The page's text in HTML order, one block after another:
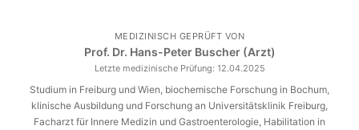
MEDIZINISCH GEPRÜFT VON
Prof. Dr. Hans-Peter Buscher (Arzt)
Letzte medizinische Prüfung: 12.04.2025
Studium in Freiburg und Wien, biochemische Forschung in Bochum,
klinische Ausbildung und Forschung an Universitätsklinik Freiburg,
Facharzt für Innere Medizin und Gastroenterologie, Habilitation in